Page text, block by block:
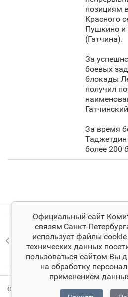
позициям
Красного
Пушкино и
(Гатчина).
За
боевых
блокады
получил
За время
более 200
© Комитет по внешним связям
Официальный сайт
связям
использует файлы
технических данных
пользоваться сайтом Вы
на обработку
применением